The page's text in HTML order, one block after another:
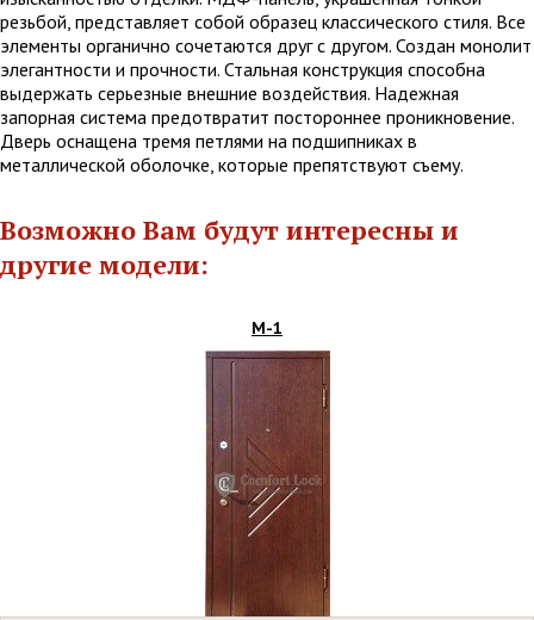
резьбой, представляет собой образец классического стиля. Все
элементы органично сочетаются друг с другом. Создан монолит
элегантности и прочности. Стальная конструкция способна
выдержать серьезные внешние воздействия. Надежная
запорная система предотвратит постороннее проникновение.
Дверь оснащена тремя петлями на подшипниках в
металлической оболочке, которые препятствуют съему.
Возможно Вам будут интересны и
другие модели:
М-1